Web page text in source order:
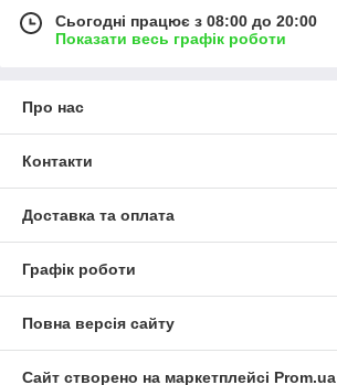
Сьогодні працює з 08:00 до 20:00
Показати весь графік роботи
Про нас
Контакти
Доставка та оплата
Графік роботи
Повна версія сайту
Сайт створено на маркетплейсі Prom.ua